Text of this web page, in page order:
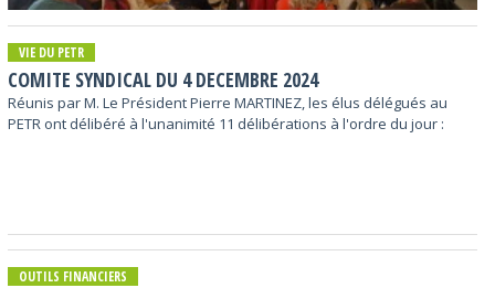
VIE DU PETR
COMITE SYNDICAL DU 4 DECEMBRE 2024
Réunis par M. Le Président Pierre MARTINEZ, les élus délégués au
PETR ont délibéré à l'unanimité 11 délibérations à l'ordre du jour :
OUTILS FINANCIERS